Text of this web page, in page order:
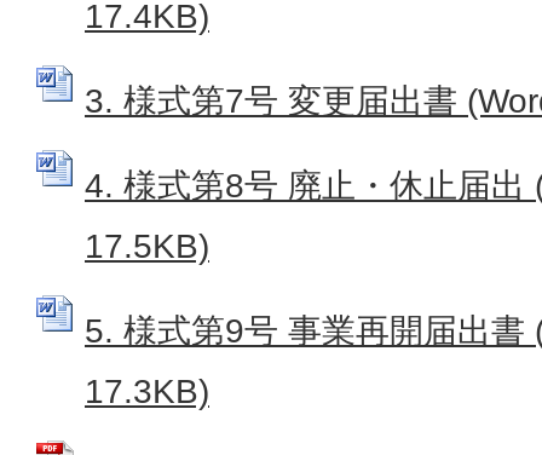
17.4KB)
3. 様式第7号 変更届出書
4. 様式第8号 廃止・休止届出
17.5KB)
5. 様式第9号 事業再開届出書
17.3KB)